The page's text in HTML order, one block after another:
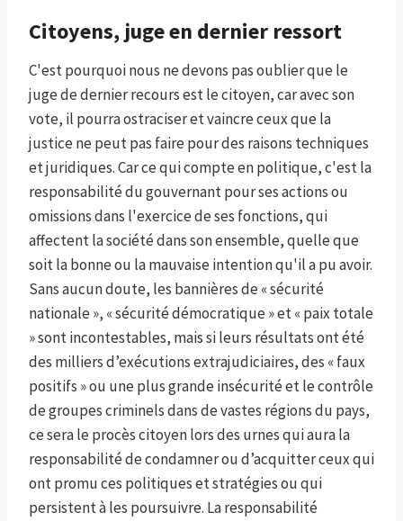
Citoyens, juge en dernier ressort
C'est pourquoi nous ne devons pas oublier que le
juge de dernier recours est le citoyen, car avec son
vote, il pourra ostraciser et vaincre ceux que la
justice ne peut pas faire pour des raisons techniques
et juridiques. Car ce qui compte en politique, c'est la
responsabilité du gouvernant pour ses actions ou
omissions dans l'exercice de ses fonctions, qui
affectent la société dans son ensemble, quelle que
soit la bonne ou la mauvaise intention qu'il a pu avoir.
Sans aucun doute, les bannières de « sécurité
nationale », « sécurité démocratique » et « paix totale
» sont incontestables, mais si leurs résultats ont été
des milliers d’exécutions extrajudiciaires, des « faux
positifs » ou une plus grande insécurité et le contrôle
de groupes criminels dans de vastes régions du pays,
ce sera le procès citoyen lors des urnes qui aura la
responsabilité de condamner ou d’acquitter ceux qui
ont promu ces politiques et stratégies ou qui
persistent à les poursuivre. La responsabilité